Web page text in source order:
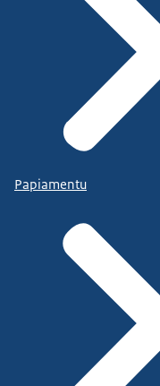
Papiamentu